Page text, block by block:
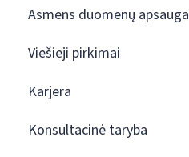
Asmens duomenų apsauga
Viešieji pirkimai
Karjera
Konsultacinė taryba